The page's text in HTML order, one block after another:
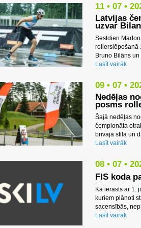
11 • 07 •
Latvijas
uzvar
Sestdien
rollerslēpošanā
Bruno Bilāns un
Lasīt vairāk
09 • 07 •
Nedēļas
posms
Šajā nedēļas
čempionāta
brīvajā stilā un
Lasīt vairāk
08 • 07 •
FIS koda
Kā ierasts ar 1.
kuriem plānoti
sacensībās,
Lasīt vairāk